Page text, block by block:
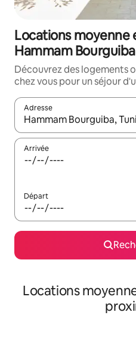
Locations moyenne
Hammam Bourguiba
Découvrez des logements
chez vous pour un séjour
Adresse
Lorsque les résultats
Arrivée
Départ
Locations